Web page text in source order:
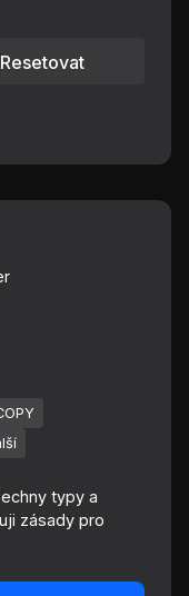
Resetovat
typy a
zásady pro